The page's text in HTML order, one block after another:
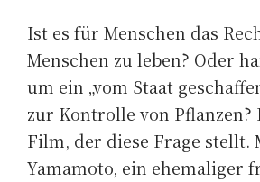
Ist es für Menschen das
Menschen zu leben? Oder
um ein „vom Staat
zur Kontrolle von Pflanzen?
Film, der diese Frage stellt.
Yamamoto, ein ehemaliger